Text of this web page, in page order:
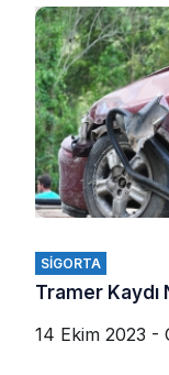
SIGORTA
Tramer Kaydı
14 Ekim 2023 -